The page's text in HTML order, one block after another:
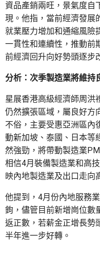
資品產銷兩旺，景氣度自
現。他指，當前經濟發展
就業壓力增加和通縮風險
一貫性和連續性，推動前
前經濟回升向好勢頭逐步
分析：次季製造業將維持
星展香港高級經濟師周洪
仍然擴張區域，屬良好方
不俗，主要受惠亞洲區內
動新加坡、泰國、日本等
然強勁，將帶動製造業
相信4月裝備製造業和高
映內地製造業及出口走向
他提到，4月份內地服務
鉤，儘管目前新增崗位數
返正數，若薪金正增長勢
半年進一步好轉。